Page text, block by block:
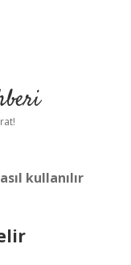
kullanılır